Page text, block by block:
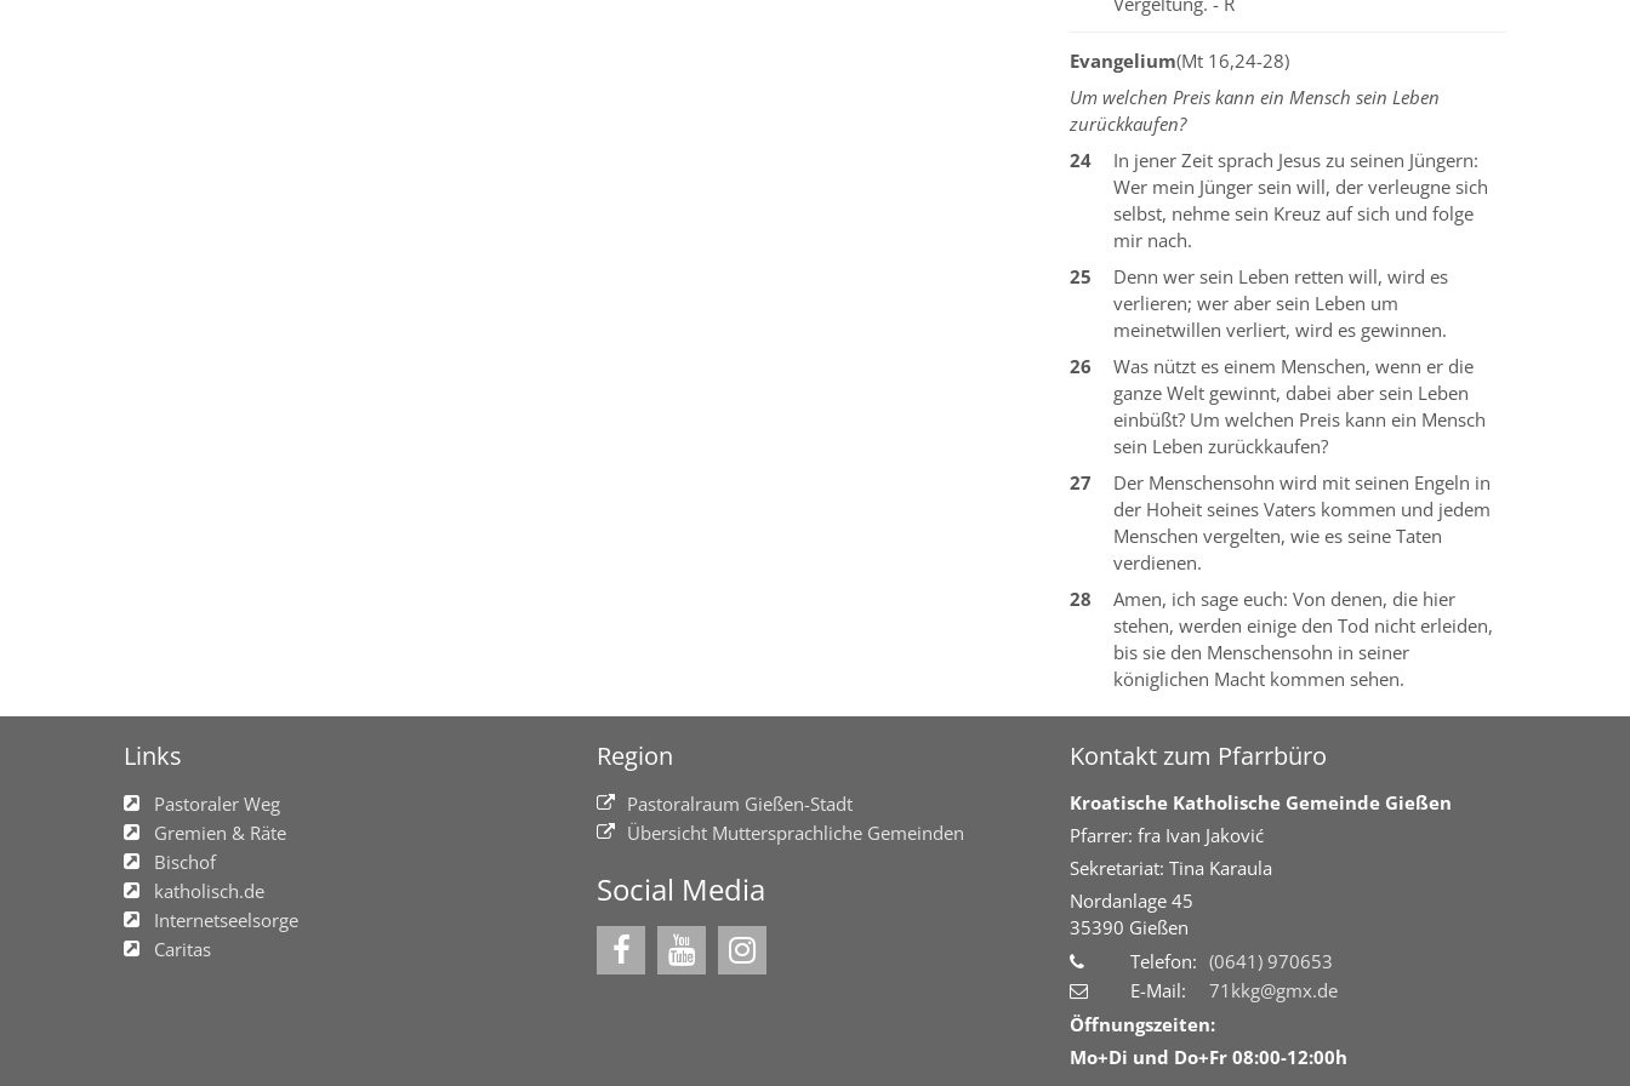
Evangelium(Mt 16,24-28)
Um welchen Preis kann ein Mensch sein Leben
zurückkaufen?
24
In jener Zeit sprach Jesus zu seinen Jüngern:
Wer mein Jünger sein will, der verleugne sich
selbst, nehme sein Kreuz auf sich und folge
mir nach.
25
Denn wer sein Leben retten will, wird es
verlieren; wer aber sein Leben um
meinetwillen verliert, wird es gewinnen.
26
Was nützt es einem Menschen, wenn er die
ganze Welt gewinnt, dabei aber sein Leben
einbüßt? Um welchen Preis kann ein Mensch
sein Leben zurückkaufen?
27
Der Menschensohn wird mit seinen Engeln in
der Hoheit seines Vaters kommen und jedem
Menschen vergelten, wie es seine Taten
verdienen.
28
Amen, ich sage euch: Von denen, die hier
stehen, werden einige den Tod nicht erleiden,
bis sie den Menschensohn in seiner
königlichen Macht kommen sehen.
Links
Pastoraler Weg
Gremien & Räte
Bischof
katholisch.de
Internetseelsorge
Caritas
Region
Pastoralraum Gießen-Stadt
Übersicht Muttersprachliche Gemeinden
Social Media
Kontakt zum Pfarrbüro
Kroatische Katholische Gemeinde Gießen
Pfarrer: fra Ivan Jaković
Sekretariat: Tina Karaula
Nordanlage 45
35390 Gießen
Telefon: (0641) 970653
E-Mail:
71kkg@gmx.de
Öffnungszeiten:
Mo+Di und Do+Fr 08:00-12:00h